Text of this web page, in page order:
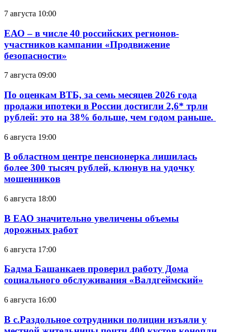
7 августа 10:00
ЕАО – в числе 40 российских регионов-
участников кампании «Продвижение
безопасности»
7 августа 09:00
По оценкам ВТБ, за семь месяцев 2026 года
продажи ипотеки в России достигли 2,6* трлн
рублей: это на 38% больше, чем годом раньше.
6 августа 19:00
В областном центре пенсионерка лишилась
более 300 тысяч рублей, клюнув на удочку
мошенников
6 августа 18:00
В ЕАО значительно увеличены объемы
дорожных работ
6 августа 17:00
Бадма Башанкаев проверил работу Дома
социального обслуживания «Валдгеймский»
6 августа 16:00
В с.Раздольное сотрудники полиции изъяли у